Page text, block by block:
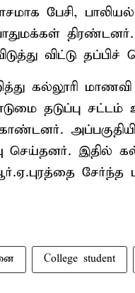
பேசி,
விட்டு தப்பிச்
கல்லூரி மாணவி
தடுப்பு சட்டம்
இதில்
சேர்ந்த
College student